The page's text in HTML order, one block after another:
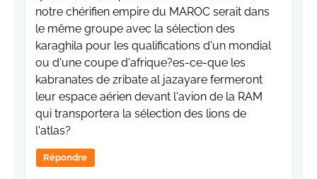
notre chérifien empire du MAROC serait dans
le même groupe avec la sélection des
karaghila pour les qualifications d'un mondial
ou d'une coupe d'afrique?es-ce-que les
kabranates de zribate al jazayare fermeront
leur espace aérien devant l'avion de la RAM
qui transportera la sélection des lions de
l'atlas?
Répondre